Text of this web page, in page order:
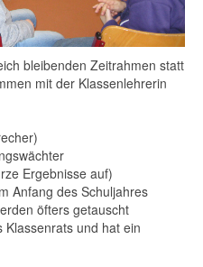
bleibenden Zeitrahmen statt
mit der Klassenlehrerin
Ergebnisse auf)
Anfang des Schuljahres
öfters getauscht
Klassenrats und hat ein